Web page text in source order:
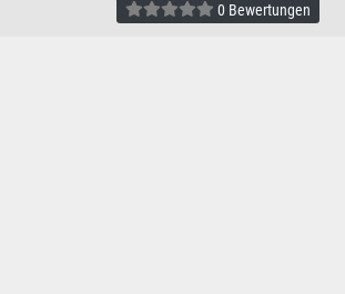
0 Bewertungen